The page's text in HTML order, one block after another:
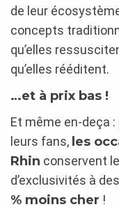
de leur
concepts
qu’elles
qu’elles rééditent.
…et à prix bas !
Et même en-deça :
leurs fans, les
Rhin conservent
d’exclusivités à
% moins cher !